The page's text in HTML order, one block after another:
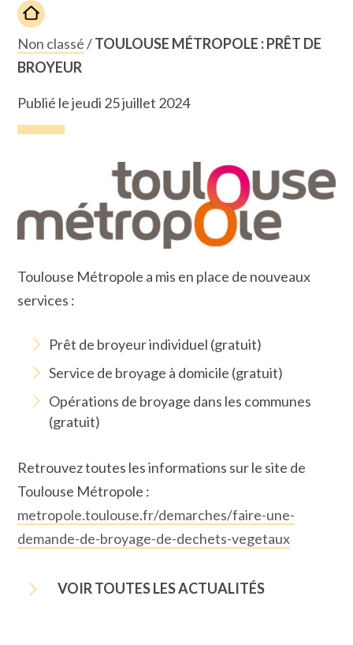
Non classé/TOULOUSE MÉTROPOLE : PRÊT DE
BROYEUR
Publié le jeudi 25 juillet 2024
Toulouse Métropole a mis en place de nouveaux
services :
Prêt de broyeur individuel (gratuit)
Service de broyage à domicile (gratuit)
Opérations de broyage dans les communes
(gratuit)
Retrouvez toutes les informations sur le site de
Toulouse Métropole :
metropole.toulouse.fr/demarches/faire-une-
demande-de-broyage-de-dechets-vegetaux
5 VOIR TOUTES LES ACTUALITÉS